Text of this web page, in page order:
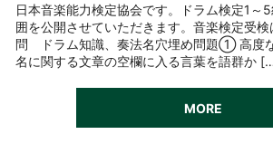
日本音楽能力検定協会です。ドラム検定1～
囲を公開させていただきます。音楽検定受検
問 ドラム知識、奏法名穴埋め問題① 高度
名に関する文章の空欄に入る言葉を語群か
MORE